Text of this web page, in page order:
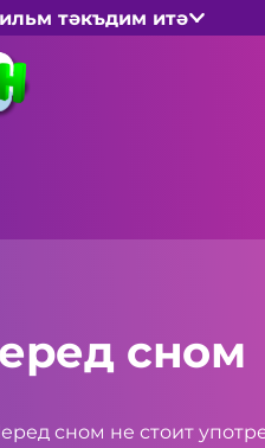
тәкъдим итә
сном
сном не стоит